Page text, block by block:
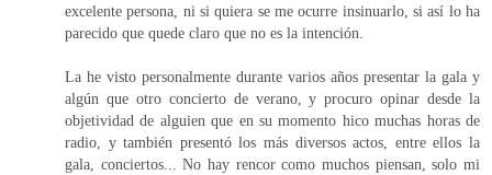
excelente persona, ni si quiera se me ocurre insinuarlo, si así lo ha
parecido que quede claro que no es la intención.
La he visto personalmente durante varios años presentar la gala y
algún que otro concierto de verano, y procuro opinar desde la
objetividad de alguien que en su momento hico muchas horas de
radio, y también presentó los más diversos actos, entre ellos la
gala, conciertos... No hay rencor como muchos piensan, solo mi